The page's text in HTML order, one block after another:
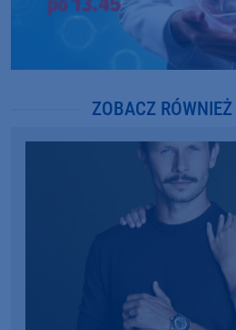
ZOBACZ RÓWNIEŻ